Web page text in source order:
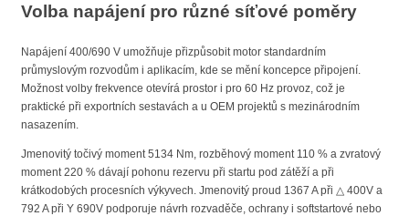
Volba napájení pro různé síťové poměry
Napájení 400/690 V umožňuje přizpůsobit motor standardním
průmyslovým rozvodům i aplikacím, kde se mění koncepce připojení.
Možnost volby frekvence otevírá prostor i pro 60 Hz provoz, což je
praktické při exportních sestavách a u OEM projektů s mezinárodním
nasazením.
Jmenovitý točivý moment 5134 Nm, rozběhový moment 110 % a zvratový
moment 220 % dávají pohonu rezervu při startu pod zátěží a při
krátkodobých procesních výkyvech. Jmenovitý proud 1367 A při △ 400V a
792 A při Y 690V podporuje návrh rozvaděče, ochrany i softstartové nebo